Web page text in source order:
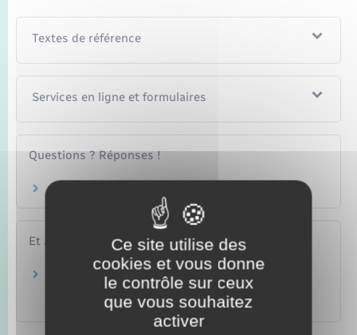
Textes de référence
Services en ligne et formulaires
Questions ? Réponses !
Et aussi
Reconnaissance d'un enfant (couple non
marié) : démarche
Famille – Scolarité
Ce site utilise des
cookies et vous donne
le contrôle sur ceux
que vous souhaitez
activer